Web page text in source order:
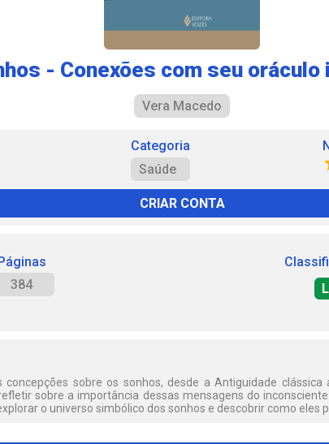
- Conexões com seu
Vera Macedo
Categoria
Saúde
CRIAR CONTA
384
L
concepções sobre os sonhos, desde a Antiguidade
sobre a importância dessas mensagens do
o universo simbólico dos sonhos e descobrir como eles